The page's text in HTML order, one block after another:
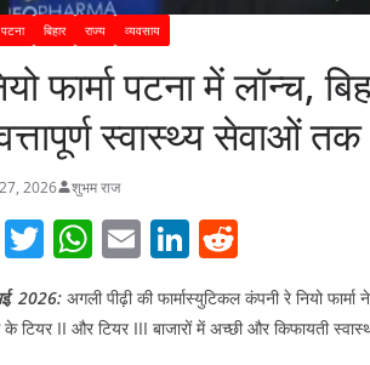
पटना बिहार राज्य व्यवसाय
फार्मा पटना में लॉन्च,
स्वास्थ्य सेवाओं
2026 शुभम राज
F
a
T
itt
W
h
at
E
m
ai
Li
n
k
e
d
2026: अगली पीढ़ी की फार्मास्युटिकल कंपनी रे नियो
टियर II और टियर III बाजारों में अच्छी और किफायती